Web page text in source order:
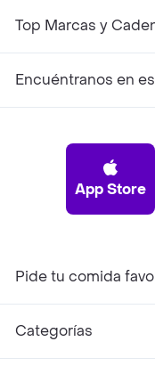
Top Marcas y
Encuéntranos en
App Store
Pide tu comida
Categorías